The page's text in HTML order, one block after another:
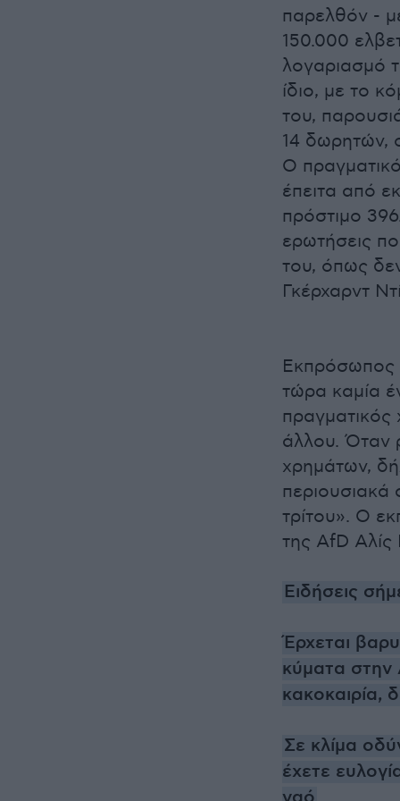
παρελθόν -
150.000
λογαριασμό
ίδιο, με το
του,
14 δωρητών,
Ο
έπειτα από
πρόστιμο
ερωτήσεις
του, όπως
Γκέρχαρντ
Εκπρόσωπος
τώρα καμία
πραγματικός
άλλου. Όταν
χρημάτων,
περιουσιακά
τρίτου». Ο
της AfD Αλίς
Ειδήσεις
Έρχεται
κύματα στην
κακοκαιρία,
Σε κλίμα
έχετε